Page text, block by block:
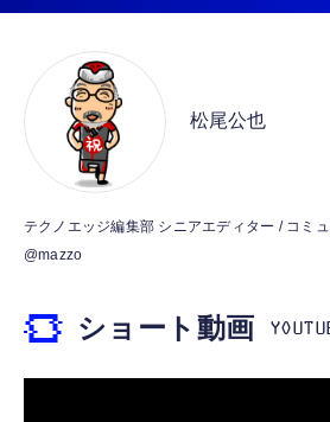
￥6,980
質ストリーミング | スト
プレイヤー
Amazon Fire TV Stick
￥9,980
000D1 M.2 2230 PCIe
込最大3100MB/s 書込最
5800X3D 10th Edition
2L×9本
￥1,359
コカ・コーラ
【Amazon.co.jp限定】
松尾公也
テクノエッジ編集部 シニアエディター / コミ
@mazzo
ショート動画